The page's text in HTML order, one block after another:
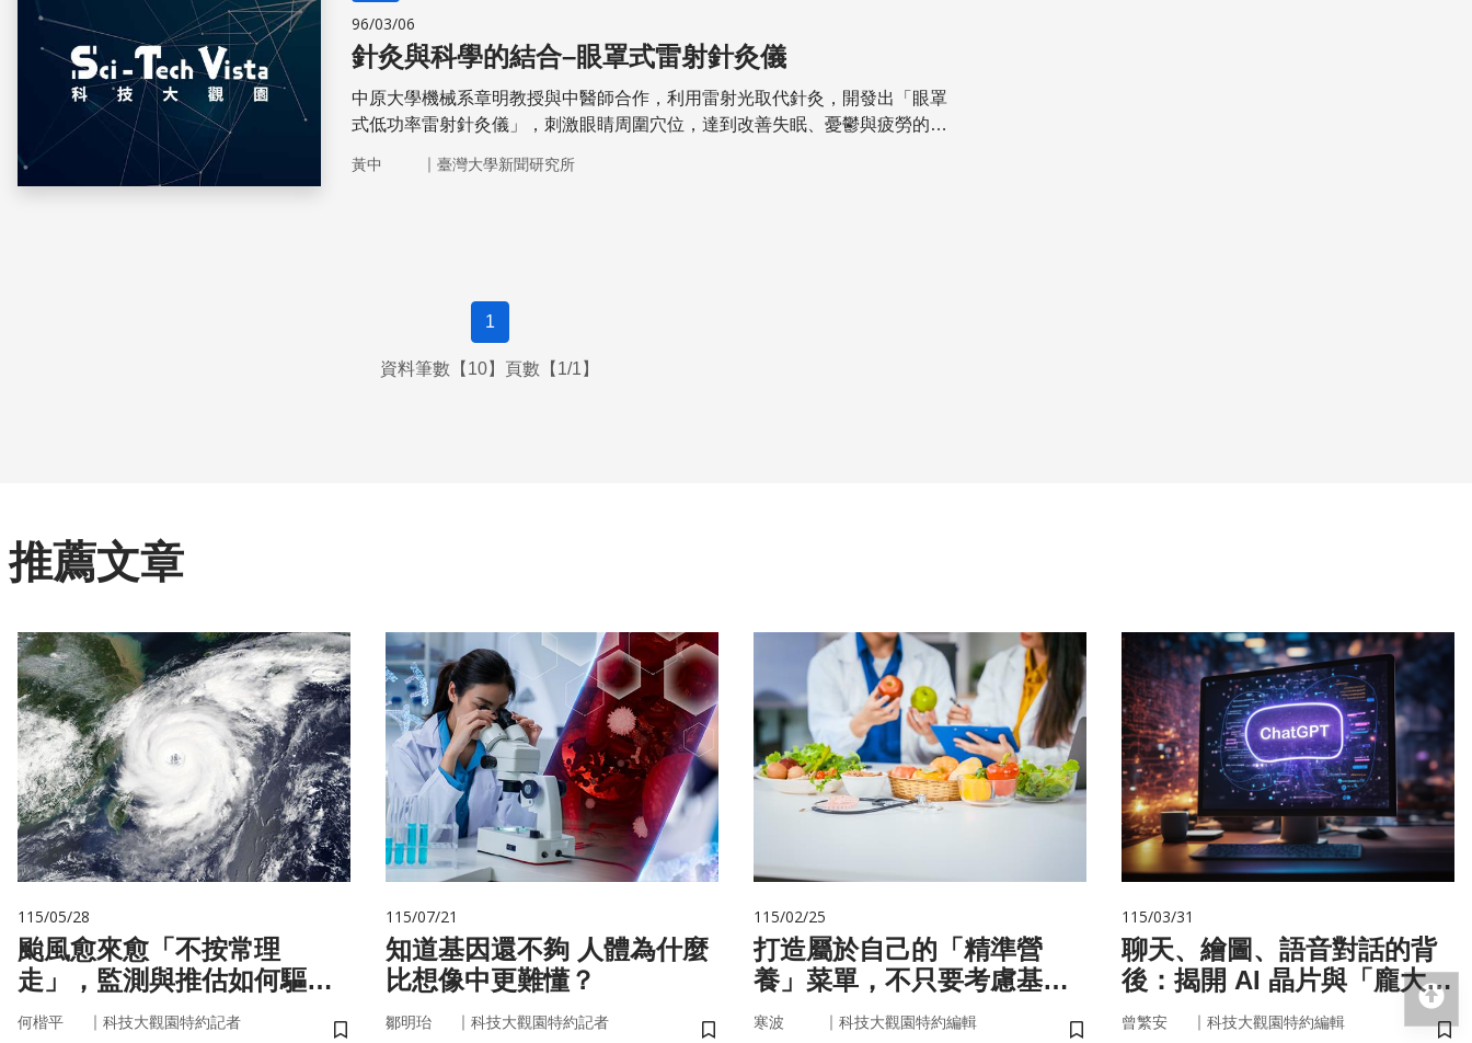
96/03/06
針灸與科學的結合–眼罩式雷射針灸儀
中原大學機械系章明教授與中醫師合作，利用雷射光取代針灸，開發出「眼罩
式低功率雷射針灸儀」，刺激眼睛周圍穴位，達到改善失眠、憂鬱與疲勞的效
黃中 ｜ 臺灣大學新聞研究所
1
資料筆數【10】頁數【1/1】
推薦文章
115/05/28
颱風愈來愈「不按常理
走」，監測與推估如何驅動
防災決策？
何楷平 ｜ 科技大觀園特約記者
115/07/21
知道基因還不夠 人體為什麼
比想像中更難懂？
鄒明珆 ｜ 科技大觀園特約記者
115/02/25
打造屬於自己的「精準營
養」菜單，不只要考慮基
因，關鍵更在腸道微生物
寒波 ｜ 科技大觀園特約編輯
115/03/31
聊天、繪圖、語音對話的背
後：揭開 AI 晶片與「龐大算
力」的真面目
曾繁安 ｜ 科技大觀園特約編輯
回